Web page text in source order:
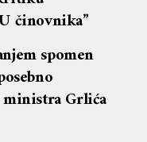
činovnika”
spomen
Grlića